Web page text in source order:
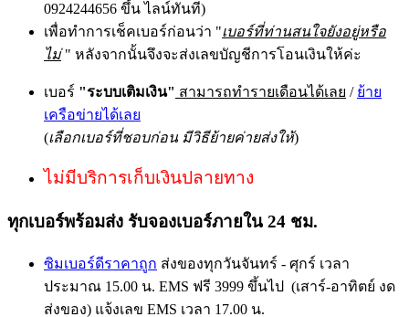
0924244656 ขึ้น ไลน์ทันที)
เพื่อทำการเช็คเบอร์ก่อนว่า "เบอร์ที่ท่านสนใจยังอยู่หรือ
ไม่" หลังจากนั้นจึงจะส่งเลขบัญชีการโอนเงินให้ค่ะ
เบอร์ "ระบบเติมเงิน" สามารถทำรายเดือนได้เลย / ย้าย
เครือข่ายได้เลย
(เลือกเบอร์ที่ชอบก่อน มีวิธีย้ายค่ายส่งให้)
ไม่มีบริการเก็บเงินปลายทาง
ทุกเบอร์พร้อมส่ง รับจองเบอร์ภายใน 24 ชม.
ซิมเบอร์ดีราคาถูก ส่งของทุกวันจันทร์ - ศุกร์ เวลา
ประมาณ 15.00 น. EMS ฟรี 3999 ขึ้นไป (เสาร์-อาทิตย์ งด
ส่งของ) แจ้งเลข EMS เวลา 17.00 น.